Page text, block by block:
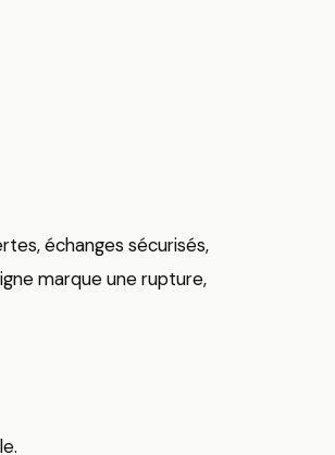
échanges sécurisés,
marque une rupture,